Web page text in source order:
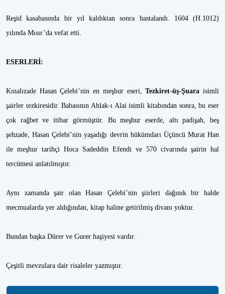
Reşid kasabasında bir yıl kaldıktan sonra hastalandı. 1604 (H.1012)
yılında Mısır’da vefat etti.
ESERLERİ:
Kınalızade Hasan Çelebi’nin en meşhur eseri,Tezkiret-üş-Şuara isimli
şairler tezkiresidir. Babasının Ahlak-ı Alai isimli kitabından sonra, bu eser
çok rağbet ve itibar görmüştür. Bu meşhur eserde, altı padişah, beş
şehzade, Hasan Çelebi’nin yaşadığı devrin hükümdarı Üçüncü Murat Han
ile meşhur tarihçi Hoca Sadeddin Efendi ve 570 civarında şairin hal
tercümesi anlatılmıştır.
Aynı zamanda şair olan Hasan Çelebi’nin şiirleri dağınık bir halde
mecmualarda yer aldığından, kitap haline getirilmiş divanı yoktur.
Bundan başka Dürer ve Gurer haşiyesi vardır.
Çeşitli mevzulara dair risaleler yazmıştır.